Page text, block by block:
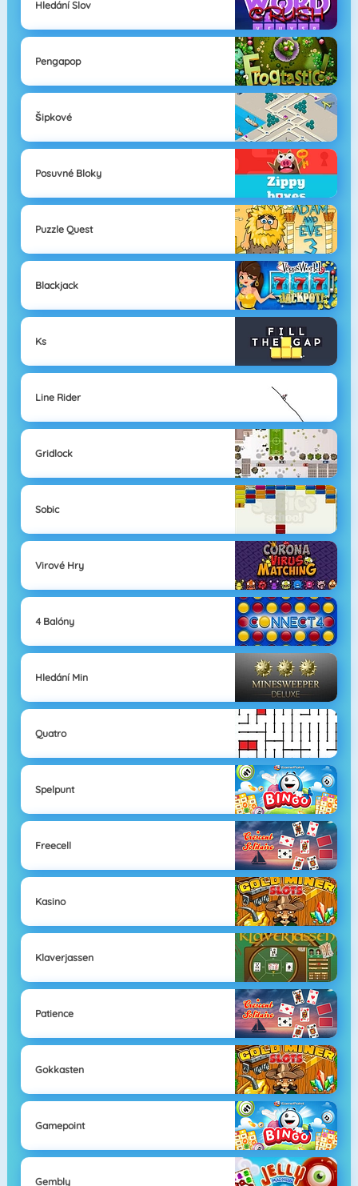
Hledání Slov
Pengapop
Šipkové
Posuvné Bloky
Puzzle Quest
Blackjack
Ks
Line Rider
Gridlock
Sobic
Virové Hry
4 Balóny
Hledání Min
Quatro
Spelpunt
Freecell
Kasino
Klaverjassen
Patience
Gokkasten
Gamepoint
Gembly